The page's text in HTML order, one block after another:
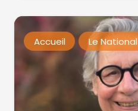
Accueil Le National